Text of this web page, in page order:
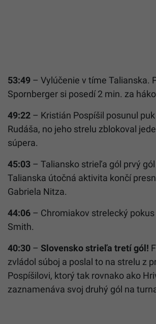
53:49 – Vylúčenie v tíme Talianska.
Spornberger si posedí 2 min. za
49:22 – Kristián Pospíšil posunul
Rudáša, no jeho strelu zblokoval
súpera.
45:03 – Taliansko strieľa gól prvý
Talianska útočná aktivita končí
Gabriela Nitza.
44:06 – Chromiakov strelecký
Smith.
40:30 – Slovensko strieľa tretí gól!
zvládol súboj a poslal to na strelu z
Pospíšilovi, ktorý tak rovnako ako
zaznamenáva svoj druhý gól na